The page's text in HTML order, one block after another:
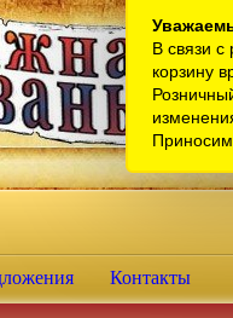
Контакты
В связи с
корзину
Приносим